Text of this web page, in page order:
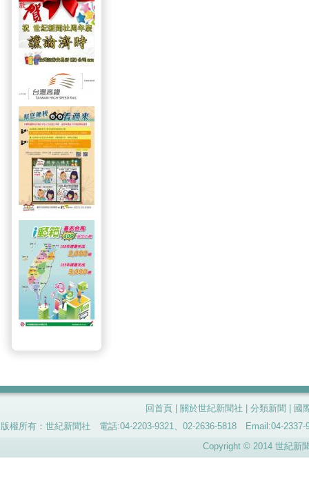
回首頁 關於世紀新聞社 分類新聞
國
版權所有：世紀新聞社 電話:04-2203-9321、02-2636-5818 Email:04-
Copyright © 2014 世紀新